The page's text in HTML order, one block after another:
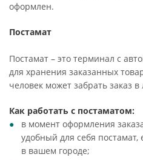
оформлен.
Постамат
Постамат – это терминал с
для хранения заказанных
человек может забрать заказ
Как работать с постаматом:
в момент оформления
удобный для себя постамат,
в вашем городе;